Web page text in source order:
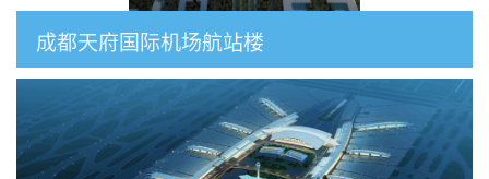
成都天府国际机场航站楼